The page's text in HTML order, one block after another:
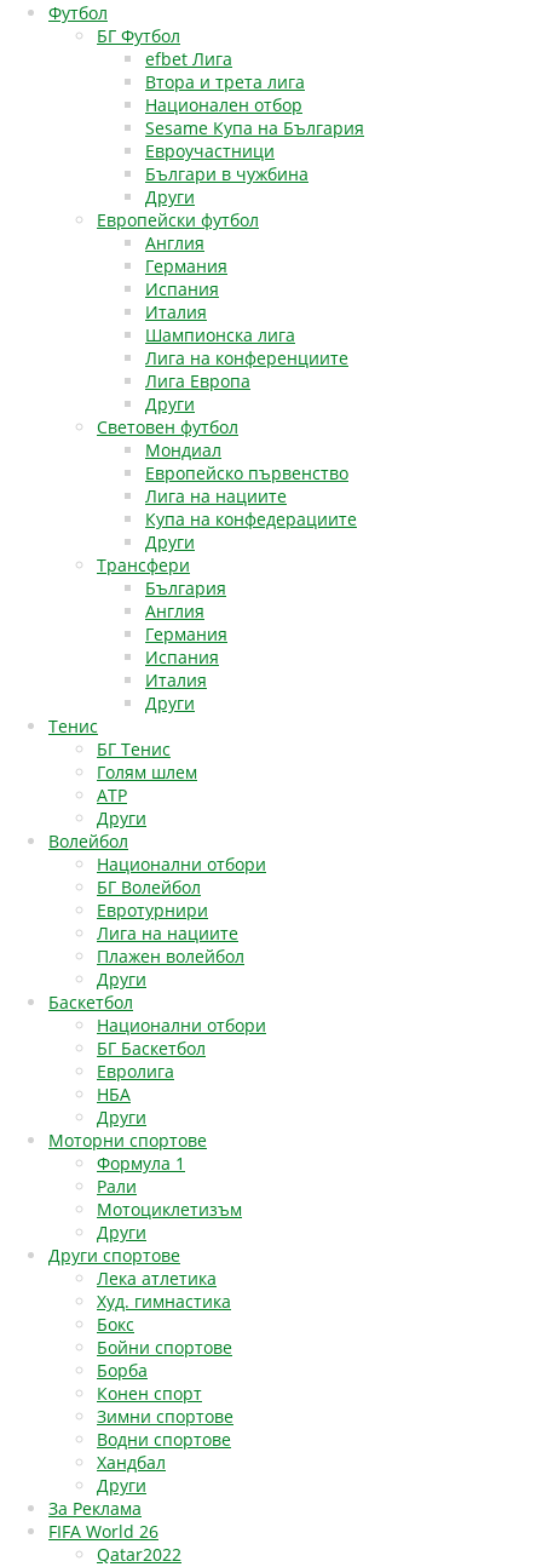
Футбол
БГ Футбол
efbet Лига
Втора и трета лига
Национален отбор
Sesame Купа на България
Евроучастници
Българи в чужбина
Други
Европейски футбол
Англия
Германия
Испания
Италия
Шампионска лига
Лига на конференциите
Лига Европа
Други
Световен футбол
Мондиал
Европейско първенство
Лига на нациите
Купа на конфедерациите
Други
Трансфери
България
Англия
Германия
Испания
Италия
Други
Тенис
БГ Тенис
Голям шлем
АТР
Други
Волейбол
Национални отбори
БГ Волейбол
Евротурнири
Лига на нациите
Плажен волейбол
Други
Баскетбол
Национални отбори
БГ Баскетбол
Евролига
НБА
Други
Моторни спортове
Формула 1
Рали
Мотоциклетизъм
Други
Други спортове
Лека атлетика
Худ. гимнастика
Бокс
Бойни спортове
Борба
Конен спорт
Зимни спортове
Водни спортове
Хандбал
Други
За Реклама
FIFA World 26
Qatar2022